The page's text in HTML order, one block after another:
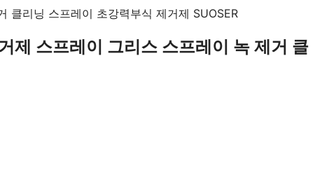
제 스프레이 그리스 스프레이 녹 제거 클